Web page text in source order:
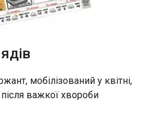
мобілізований у квітні,
важкої хвороби